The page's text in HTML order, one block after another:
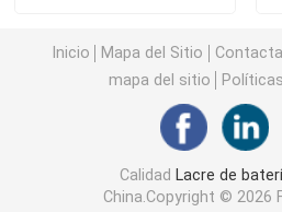
Fugitivo termal de la batería
Anillo de cierre de goma
Aislamiento térmico de la
Inicio Mapa del Sitio
mapa del sitio
Calidad Lacre de
China.Copyright © 2026